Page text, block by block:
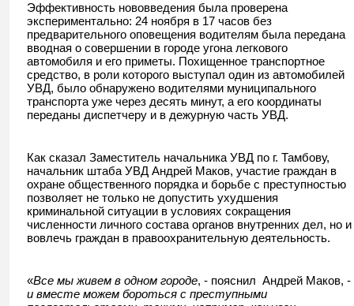
Эффективность нововведения была проверена
экспериментально: 24 ноября в 17 часов без
предварительного оповещения водителям была передана
вводная о совершении в городе угона легкового
автомобиля и его приметы. Похищенное транспортное
средство, в роли которого выступал один из автомобилей
УВД, было обнаружено водителями муниципального
транспорта уже через десять минут, а его координаты
переданы диспетчеру и в дежурную часть УВД.
Как сказал Заместитель начальника УВД по г. Тамбову,
начальник штаба УВД Андрей Маков, участие граждан в
охране общественного порядка и борьбе с преступностью
позволяет не только не допустить ухудшения
криминальной ситуации в условиях сокращения
численности личного состава органов внутренних дел, но и
вовлечь граждан в правоохранительную деятельность.
«Все мы живем в одном городе, - пояснил Андрей Маков, -
и вместе можем бороться с преступными